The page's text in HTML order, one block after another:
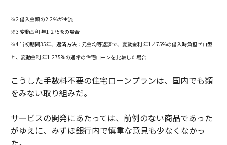
※2 借入金額の2.2％が主流
※3 変動金利 年1.275%の場合
※4 当初期間35年、返済方法：元金均等返済で、変動金利 年1.475%の借入時負担ゼロ型
と、変動金利 年1.275%の通常の住宅ローンを比較した場合
こうした手数料不要の住宅ローンプランは、国内でも類
をみない取り組みだ。
サービスの開発にあたっては、前例のない商品であった
がゆえに、みずほ銀行内で慎重な意見も少なくなかっ